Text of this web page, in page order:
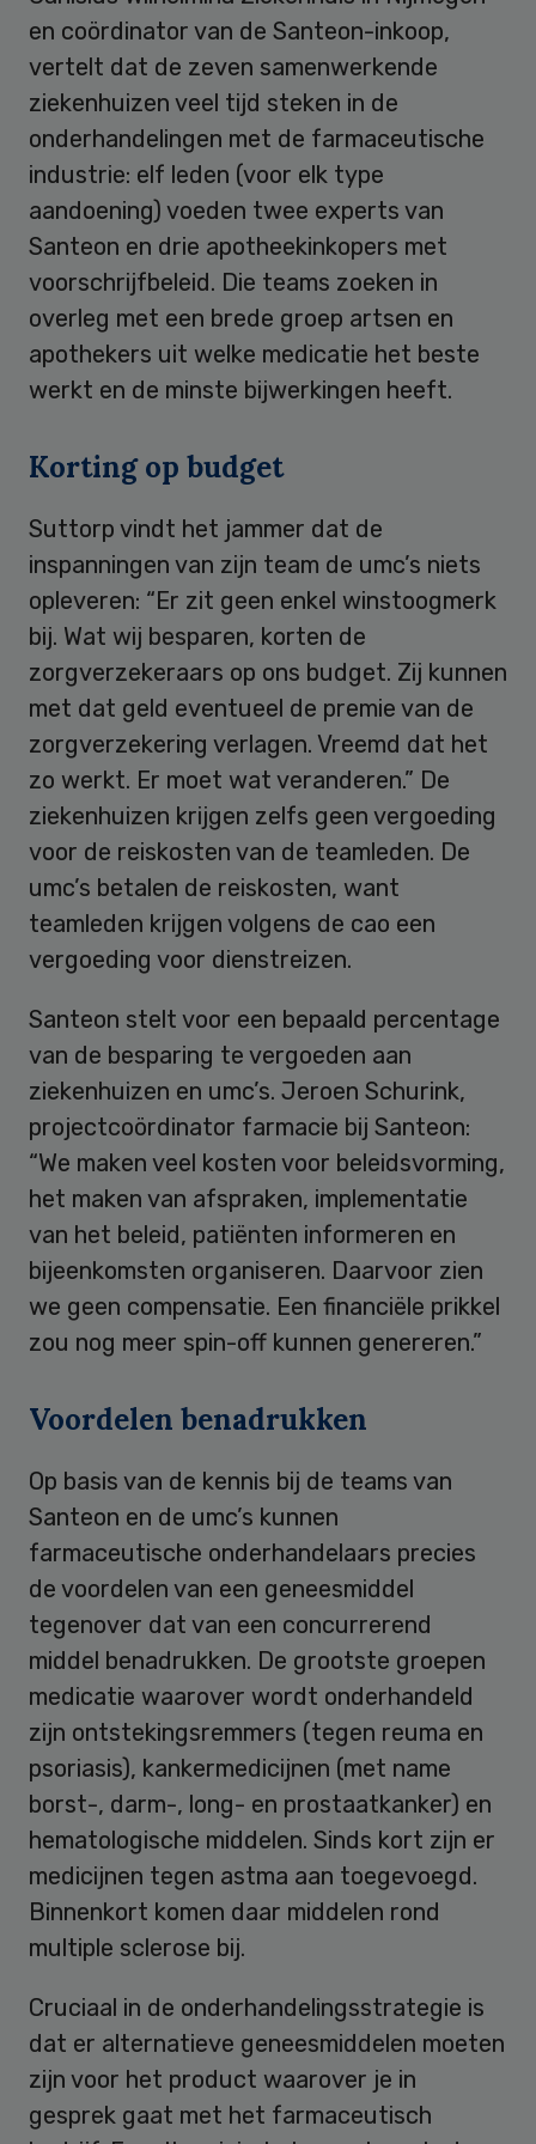
en coördinator van de Santeon-inkoop,
vertelt dat de zeven samenwerkende
ziekenhuizen veel tijd steken in de
onderhandelingen met de farmaceutische
industrie: elf leden (voor elk type
aandoening) voeden twee experts van
Santeon en drie apotheekinkopers met
voorschrijfbeleid. Die teams zoeken in
overleg met een brede groep artsen en
apothekers uit welke medicatie het beste
werkt en de minste bijwerkingen heeft.
Korting op budget
Suttorp vindt het jammer dat de
inspanningen van zijn team de umc’s niets
opleveren: “Er zit geen enkel winstoogmerk
bij. Wat wij besparen, korten de
zorgverzekeraars op ons budget. Zij kunnen
met dat geld eventueel de premie van de
zorgverzekering verlagen. Vreemd dat het
zo werkt. Er moet wat veranderen.” De
ziekenhuizen krijgen zelfs geen vergoeding
voor de reiskosten van de teamleden. De
umc’s betalen de reiskosten, want
teamleden krijgen volgens de cao een
vergoeding voor dienstreizen.
Santeon stelt voor een bepaald percentage
van de besparing te vergoeden aan
ziekenhuizen en umc’s. Jeroen Schurink,
projectcoördinator farmacie bij Santeon:
“We maken veel kosten voor beleidsvorming,
het maken van afspraken, implementatie
van het beleid, patiënten informeren en
bijeenkomsten organiseren. Daarvoor zien
we geen compensatie. Een financiële prikkel
zou nog meer spin-off kunnen genereren.”
Voordelen benadrukken
Op basis van de kennis bij de teams van
Santeon en de umc’s kunnen
farmaceutische onderhandelaars precies
de voordelen van een geneesmiddel
tegenover dat van een concurrerend
middel benadrukken. De grootste groepen
medicatie waarover wordt onderhandeld
zijn ontstekingsremmers (tegen reuma en
psoriasis), kankermedicijnen (met name
borst-, darm-, long- en prostaatkanker) en
hematologische middelen. Sinds kort zijn er
medicijnen tegen astma aan toegevoegd.
Binnenkort komen daar middelen rond
multiple sclerose bij.
Cruciaal in de onderhandelingsstrategie is
dat er alternatieve geneesmiddelen moeten
zijn voor het product waarover je in
gesprek gaat met het farmaceutisch